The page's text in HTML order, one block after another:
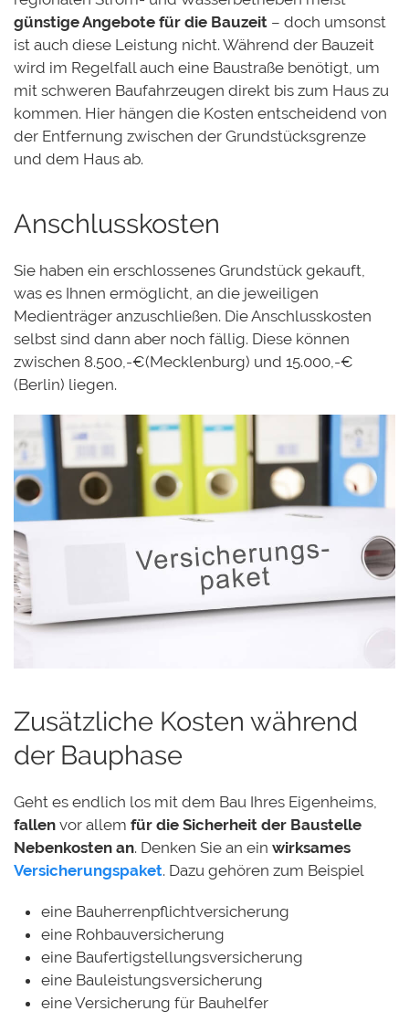
günstige Angebote für die Bauzeit – doch umsonst
ist auch diese Leistung nicht. Während der Bauzeit
wird im Regelfall auch eine Baustraße benötigt, um
mit schweren Baufahrzeugen direkt bis zum Haus zu
kommen. Hier hängen die Kosten entscheidend von
der Entfernung zwischen der Grundstücksgrenze
und dem Haus ab.
Anschlusskosten
Sie haben ein erschlossenes Grundstück gekauft,
was es Ihnen ermöglicht, an die jeweiligen
Medienträger anzuschließen. Die Anschlusskosten
selbst sind dann aber noch fällig. Diese können
zwischen 8.500,-€(Mecklenburg) und 15.000,-€
(Berlin) liegen.
Zusätzliche Kosten während
der Bauphase
Geht es endlich los mit dem Bau Ihres Eigenheims,
fallen vor allem für die Sicherheit der Baustelle
Nebenkosten an. Denken Sie an ein wirksames
Versicherungspaket. Dazu gehören zum Beispiel
eine Bauherrenpflichtversicherung
eine Rohbauversicherung
eine Baufertigstellungsversicherung
eine Bauleistungsversicherung
eine Versicherung für Bauhelfer